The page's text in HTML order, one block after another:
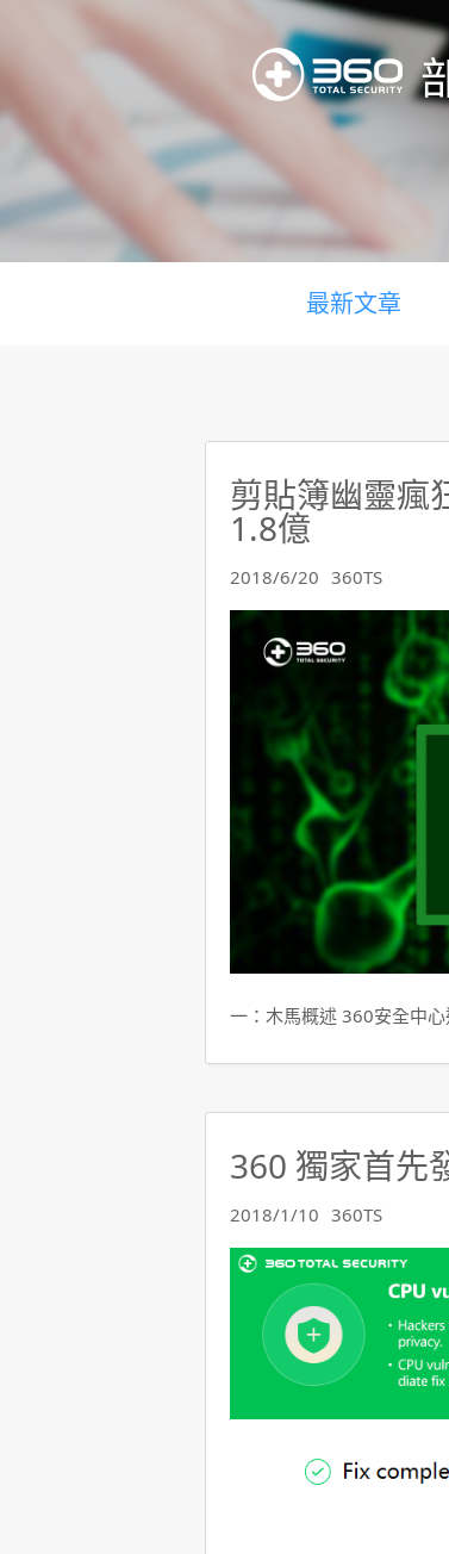
最新文章
剪貼簿幽靈瘋
1.8億
2018/6/20 360TS
一：木馬概述 360安全中
360 獨家首先
2018/1/10 360TS